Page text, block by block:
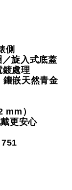
側
旋入式底蓋
處理
鑲嵌天然青金
mm）
更安心